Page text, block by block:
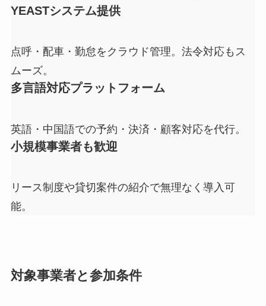
YEASTシステム提供
点呼・配車・勤怠をクラウド管理。法令対応もス
ムーズ。
多言語対応プラットフォーム
英語・中国語での予約・決済・顧客対応を代行。
小規模事業者も歓迎
リース制度や貸切案件の紹介で無理なく導入可
能。
対象事業者と参加条件